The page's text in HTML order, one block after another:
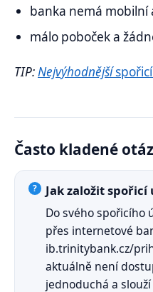
banka nemá mobilní
málo poboček a
TIP:Nejvýhodnější
Často kladené
Jak založit spořicí
Do svého spořicího
přes internetové
ib.trinitybank.cz/
aktuálně není
jednoduchá a